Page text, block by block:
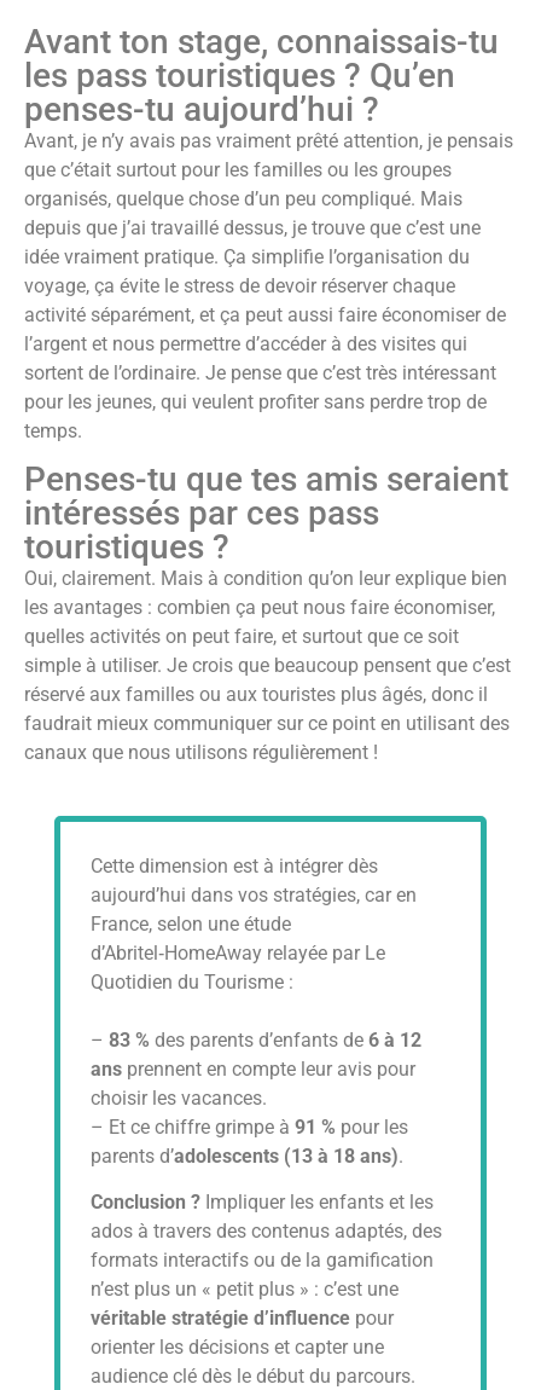
Avant ton stage, connaissais-tu
les pass touristiques ? Qu’en
penses-tu aujourd’hui ?
Avant, je n’y avais pas vraiment prêté attention, je pensais
que c’était surtout pour les familles ou les groupes
organisés, quelque chose d’un peu compliqué. Mais
depuis que j’ai travaillé dessus, je trouve que c’est une
idée vraiment pratique. Ça simplifie l’organisation du
voyage, ça évite le stress de devoir réserver chaque
activité séparément, et ça peut aussi faire économiser de
l’argent et nous permettre d’accéder à des visites qui
sortent de l’ordinaire. Je pense que c’est très intéressant
pour les jeunes, qui veulent profiter sans perdre trop de
temps.
Penses-tu que tes amis seraient
intéressés par ces pass
touristiques ?
Oui, clairement. Mais à condition qu’on leur explique bien
les avantages : combien ça peut nous faire économiser,
quelles activités on peut faire, et surtout que ce soit
simple à utiliser. Je crois que beaucoup pensent que c’est
réservé aux familles ou aux touristes plus âgés, donc il
faudrait mieux communiquer sur ce point en utilisant des
canaux que nous utilisons régulièrement !
Cette dimension est à intégrer dès
aujourd’hui dans vos stratégies, car en
France, selon une étude
d’Abritel‑HomeAway relayée par Le
Quotidien du Tourisme :
– 83 % des parents d’enfants de 6 à 12
ans prennent en compte leur avis pour
choisir les vacances.
– Et ce chiffre grimpe à 91 % pour les
parents d’adolescents (13 à 18 ans).
Conclusion ? Impliquer les enfants et les
ados à travers des contenus adaptés, des
formats interactifs ou de la gamification
n’est plus un « petit plus » : c’est une
véritable stratégie d’influence pour
orienter les décisions et capter une
audience clé dès le début du parcours.